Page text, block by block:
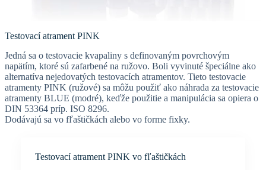
Testovací atrament PINK
Jedná sa o testovacie kvapaliny s definovaným povrchovým
napätím, ktoré sú zafarbené na ružovo. Boli vyvinuté špeciálne ako
alternatíva nejedovatých testovacích atramentov. Tieto testovacie
atramenty PINK (ružové) sa môžu použiť ako náhrada za testovacie
atramenty BLUE (modré), keďže použitie a manipulácia sa opiera o
DIN 53364 príp. ISO 8296.
Dodávajú sa vo fľaštičkách alebo vo forme fixky.
Testovací atrament PINK vo fľaštičkách